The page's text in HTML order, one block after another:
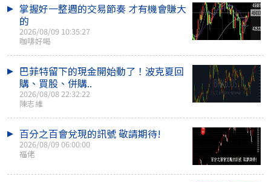
掌握好一整週的交易節奏 才有機會賺大
的
2026/08/09 10:35:27
咖啡好喝
巴菲特留下的現金開始動了！波克夏回
購、買股、併購..
2026/08/08 22:32:22
陳志維
百分之百會兌現的訊號 敬請期待!
2026/08/09 06:00:00
福佬